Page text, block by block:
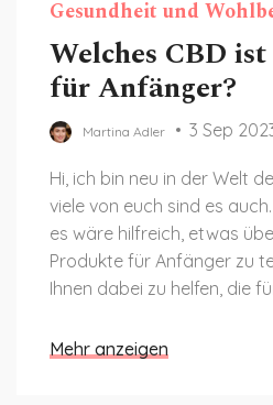
Gesundheit und
Welches CBD
für Anfänger?
Martina Adler 3 Sep
Hi, ich bin neu in der Welt
viele von euch sind es
es wäre hilfreich, etwas
Produkte für Anfänger zu
Ihnen dabei zu helfen, die
wertvollen Informationen zu
Mehr anzeigen